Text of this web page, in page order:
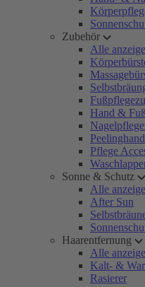
Zubehör
Alle
Hand &
Pflege
Sonne & Schutz
Alle
After Sun
Haarentfernung
Alle
Kalt- &
Rasierer